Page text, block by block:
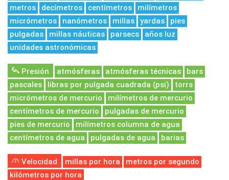
metros
decímetros centímetros
milímetros
micrómetros
nanómetros millas yardas
pies
pulgadas
millas náuticas parsecs
años luz
unidades astronómicas
Presión atmósferas atmósferas técnicas
bars
pascales
libras por pulgada cuadrada (psi)
torrs
micrómetros de mercurio
milímetros de mercurio
centímetros de mercurio
pulgadas de mercurio
pies de mercurio
milímetros columna de agua
centímetros de agua
pulgadas de agua barias
Velocidad millas por hora
metros por segundo
kilómetros por hora